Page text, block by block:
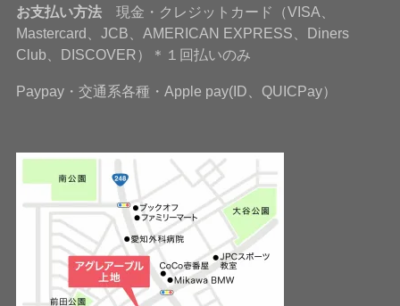
お支払い方法現金・クレジットカード（VISA、
Mastercard、JCB、AMERICAN EXPRESS、Diners
Club、DISCOVER）＊１回払いのみ
Paypay・交通系各種・Apple pay(ID、QUICPay）